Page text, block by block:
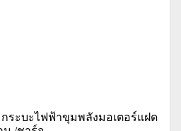
กระบะไฟฟ้าขุมพลังมอเตอร์แฝด